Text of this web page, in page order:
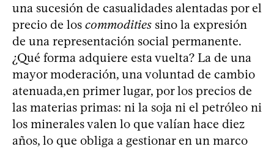
una sucesión de casualidades alentadas por el
precio de los commodities sino la expresión
de una representación social permanente.
¿Qué forma adquiere esta vuelta? La de una
mayor moderación, una voluntad de cambio
atenuada,en primer lugar, por los precios de
las materias primas: ni la soja ni el petróleo ni
los minerales valen lo que valían hace diez
años, lo que obliga a gestionar en un marco